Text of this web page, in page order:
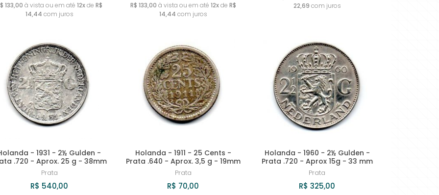
133,00 à vista ou em até 12xde R$
14,44 com juros
R$ 133,00 à vista ou em até 12xde R$
14,44 com juros
22,69 com juros
- 1931 - 2½ Gulden -
.720 - Aprox. 25 g - 38mm
Prata
R$ 540,00
Holanda - 1911 - 25 Cents -
Prata .640 - Aprox. 3,5 g - 19mm
Prata
R$ 70,00
Holanda - 1960 - 2½ Gulden -
Prata .720 - Aprox 15g - 33 mm
Prata
R$ 325,00